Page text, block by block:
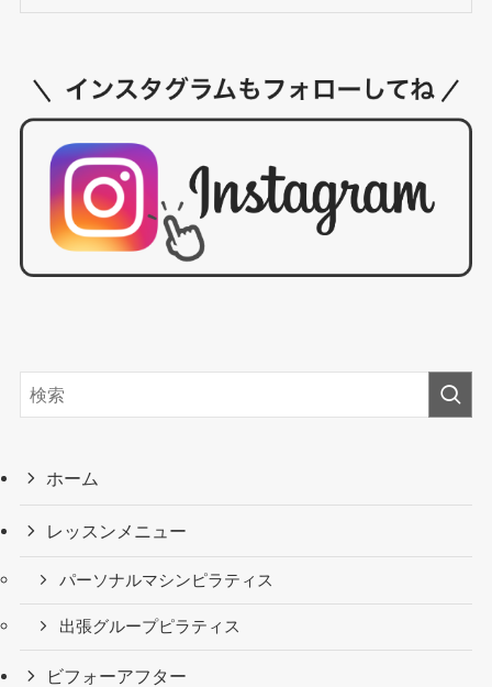
ホーム
レッスンメニュー
パーソナルマシンピラティス
出張グループピラティス
ビフォーアフター